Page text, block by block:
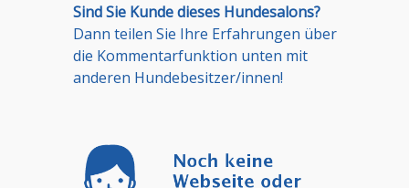
Sind Sie Kunde dieses Hundesalons?
Dann teilen Sie Ihre Erfahrungen über
die Kommentarfunktion unten mit
anderen Hundebesitzer/innen!